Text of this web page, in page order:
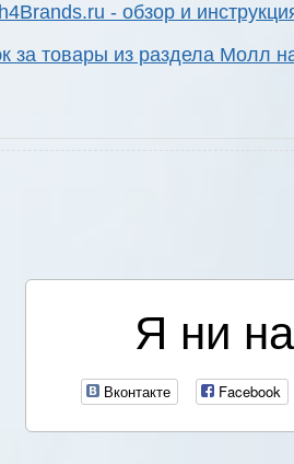
- обзор и
за товары из раздела Молл
Я ни
Вконтакте Facebook